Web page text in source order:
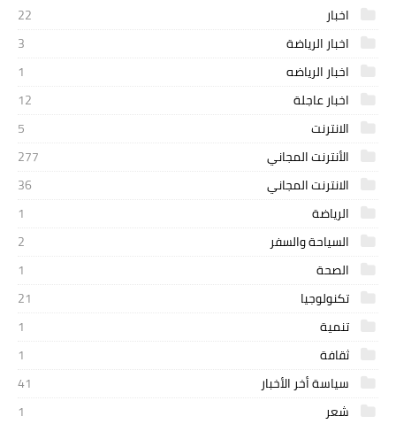
اخبار
22
اخبار الرياضة
3
اخبار الرياضه
1
اخبار عاجلة
12
الانترنت
5
الأنترنت المجاني
277
الانترنت المجاني
36
الرياضة
1
السياحة والسفر
2
الصحة
1
تكنولوجيا
21
تنمية
1
ثقافة
1
سياسة أخر الأخبار
41
شعر
1